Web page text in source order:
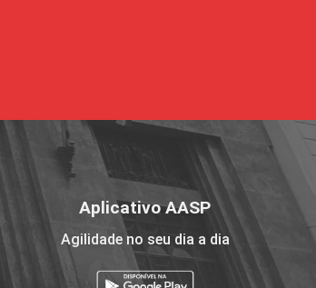
Aplicativo AASP
Agilidade no seu dia a dia